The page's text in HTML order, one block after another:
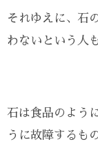
それゆえに、石
わないという人
石は食品のよう
うに故障するも